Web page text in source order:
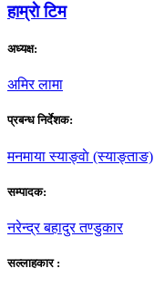
हाम्राे टिम
अध्यक्ष:
अमिर लामा
प्रबन्ध निर्देशक:
मनमाया स्याङ्वाे (स्याङ्ताङ)
सम्पादक:
नरेन्द्र बहादुर तण्डुकार
सल्लाहकार :